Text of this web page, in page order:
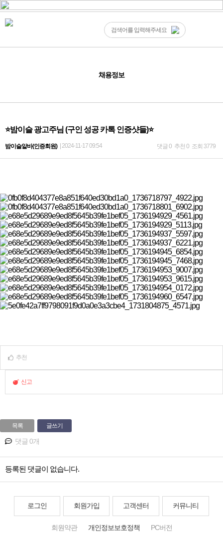
채용정보
⭐밤이슬 광고주님 (구인 성공 카톡 인증샷들)⭐
밤이슬알바(인증회원) | 2024-11-17 09:54 댓글 0 추천 0 조회 3779
추천
신고
목록 글쓰기
댓글 0개
등록된 댓글이 없습니다.
로그인 회원가입 고객센터 커뮤니티
회원약관 개인정보보호정책 PC버전